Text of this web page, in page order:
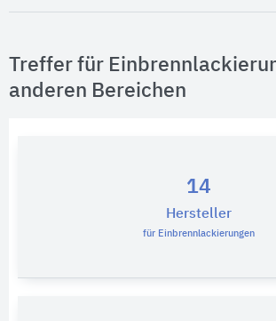
Treffer für
anderen Bereichen
14
Hersteller
für Einbrennlackierungen